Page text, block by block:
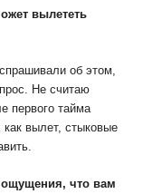
вылететь
об этом,
Не считаю
первого тайма
вылет, стыковые
ощущения, что вам